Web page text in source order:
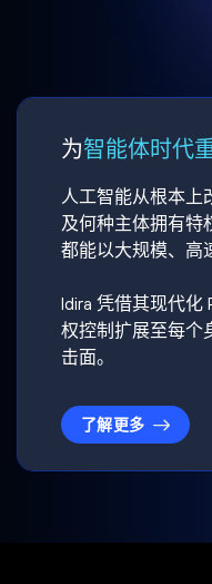
为智能体时代
人工智能从根本上
及何种主体拥有特
都能以大规模、高
Idira 凭借其现代化
权控制扩展至每个
击面。
了解更多